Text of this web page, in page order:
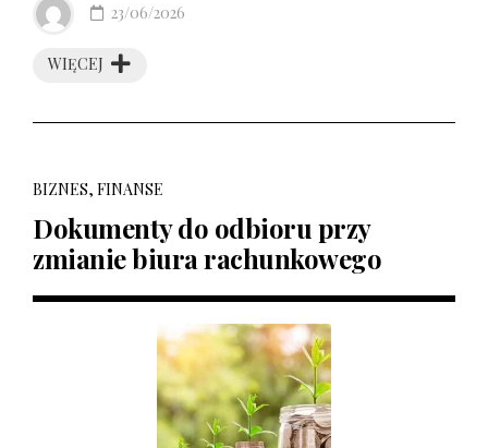
WIĘCEJ
23/06/2026
BIZNES, FINANSE
Dokumenty do odbioru przy
zmianie biura rachunkowego